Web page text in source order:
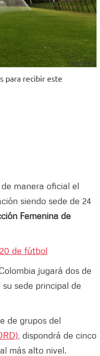
Foto: IDRD
para recibir este
manera oficial el
siendo sede de 24
Femenina de
de fútbol
jugará dos de
sede principal de
de grupos del
, dispondrá de cinco
más alto nivel.